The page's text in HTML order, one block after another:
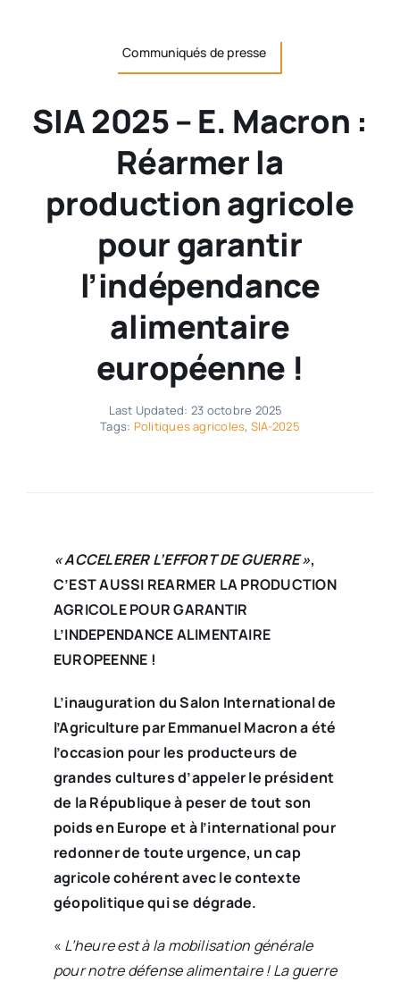
Communiqués de presse
SIA 2025 – E. Macron :
Réarmer la
production agricole
pour garantir
l’indépendance
alimentaire
européenne !
Last Updated: 23 octobre 2025
Tags: Politiques agricoles, SIA-2025
« ACCELERER L’EFFORT DE GUERRE »,
C’EST AUSSI REARMER LA PRODUCTION
AGRICOLE POUR GARANTIR
L’INDEPENDANCE ALIMENTAIRE
EUROPEENNE !
L’inauguration du Salon International de
l’Agriculture par Emmanuel Macron a été
l’occasion pour les producteurs de
grandes cultures d’appeler le président
de la République à peser de tout son
poids en Europe et à l’international pour
redonner de toute urgence, un cap
agricole cohérent avec le contexte
géopolitique qui se dégrade.
« L’heureest à la mobilisation générale
pour notre défense alimentaire ! La guerre